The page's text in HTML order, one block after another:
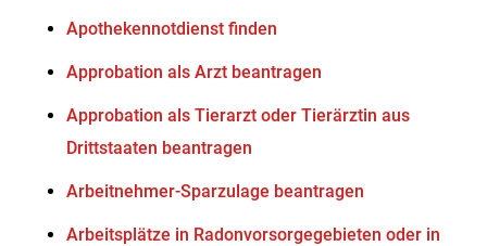
Apothekennotdienst finden
Approbation als Arzt beantragen
Approbation als Tierarzt oder Tierärztin aus
Drittstaaten beantragen
Arbeitnehmer-Sparzulage beantragen
Arbeitsplätze in Radonvorsorgegebieten oder in